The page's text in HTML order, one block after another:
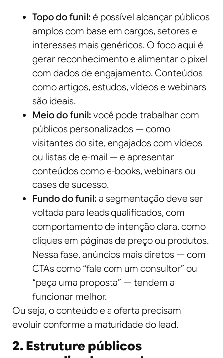
Topo do funil: é possível alcançar públicos
amplos com base em cargos, setores e
interesses mais genéricos. O foco aqui é
gerar reconhecimento e alimentar o pixel
com dados de engajamento. Conteúdos
como artigos, estudos, vídeos e webinars
são ideais.
Meio do funil: você pode trabalhar com
públicos personalizados — como
visitantes do site, engajados com vídeos
ou listas de e-mail — e apresentar
conteúdos como e-books, webinars ou
cases de sucesso.
Fundo do funil: a segmentação deve ser
voltada para leads qualificados, com
comportamento de intenção clara, como
cliques em páginas de preço ou produtos.
Nessa fase, anúncios mais diretos — com
CTAs como “fale com um consultor” ou
“peça uma proposta” — tendem a
funcionar melhor.
Ou seja, o conteúdo e a oferta precisam
evoluir conforme a maturidade do lead.
2. Estruture públicos